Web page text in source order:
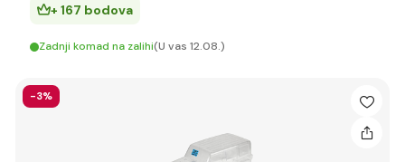
+ 167 bodova
Zadnji komad na zalihi(U vas 12.08.)
-3%